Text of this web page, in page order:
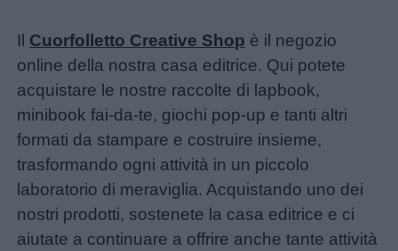
Il Cuorfolletto Creative Shop è il negozio
online della nostra casa editrice. Qui potete
acquistare le nostre raccolte di lapbook,
minibook fai-da-te, giochi pop-up e tanti altri
formati da stampare e costruire insieme,
trasformando ogni attività in un piccolo
laboratorio di meraviglia. Acquistando uno dei
nostri prodotti, sostenete la casa editrice e ci
aiutate a continuare a offrire anche tante attività